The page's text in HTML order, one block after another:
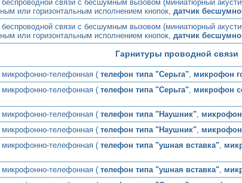
беспроводной связи с бесшумным вызовом (миниатюрный
или горизонтальным исполнением кнопок, датчик
беспроводной связи с бесшумным вызовом (миниатюрный
или горизонтальным исполнением кнопок, датчик
Гарнитуры проводной связи
микрофонно-телефонная (телефон типа "Серьга", микрофон
микрофонно-телефонная ( телефон типа "Серьга", микрофон
микрофонно-телефонная (телефон типа "Наушник", микрофон
микрофонно-телефонная ( телефон типа "Наушник", микрофон
микрофонно-телефонная (телефон типа "ушная вставка",
микрофонно-телефонная ( телефон типа "ушная вставка",